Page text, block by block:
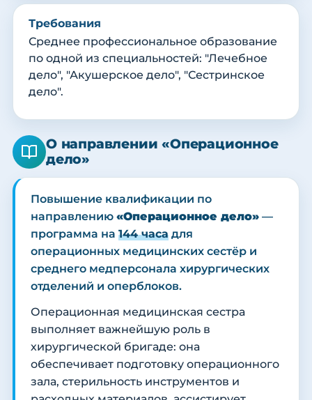
Требования
Среднее профессиональное образование
по одной из специальностей: "Лечебное
дело", "Акушерское дело", "Сестринское
дело".
О направлении «Операционное
дело»
Повышение квалификации по
направлению «Операционное дело» —
программа на 144 часа для
операционных медицинских сестёр и
среднего медперсонала хирургических
отделений и оперблоков.
Операционная медицинская сестра
выполняет важнейшую роль в
хирургической бригаде: она
обеспечивает подготовку операционного
зала, стерильность инструментов и